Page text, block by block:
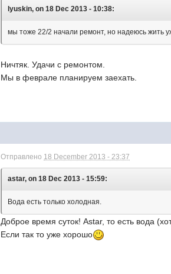
lyuskin, on 18 Dec 2013 - 10:38:
мы тоже 22/2 начали ремонт, но надеюсь жить
Ничтяк. Удачи с ремонтом.
Мы в феврале планируем заехать.
Отправлено 18 December 2013 - 23:37
astar, on 18 Dec 2013 - 15:59:
Вода есть только холодная.
Доброе время суток! Astar, то есть вода
Если так то уже хорошо